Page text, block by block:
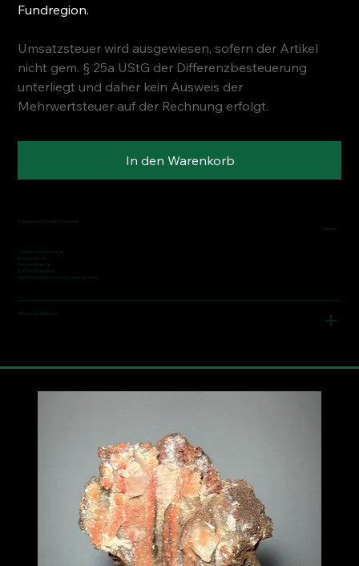
Fundregion.
Umsatzsteuer wird ausgewiesen, sofern der Artikel
nicht gem. § 25a UStG der Differenzbesteuerung
unterliegt und daher kein Ausweis der
Mehrwertsteuer auf der Rechnung erfolgt.
In den Warenkorb
Angaben zur Produktsicherheit
Verantwortliche Person:
Wagner Ivonne
Narrenstetten 7a
84036 Kumhausen
https://www.fine-collectors-minerals.com/
Hinweis zum Mineral